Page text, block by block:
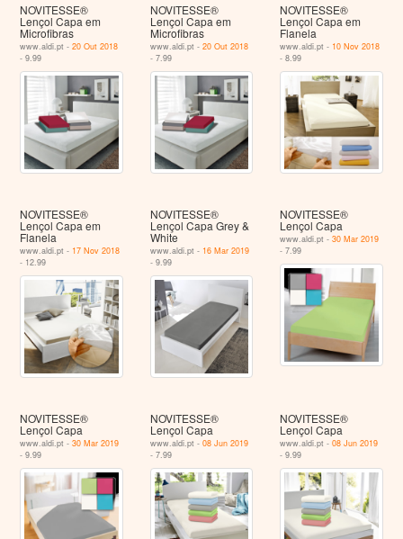
NOVITESSE®
Lençol Capa em
Microfibras
www.aldi.pt -20 Out 2018
- 9.99
NOVITESSE®
Lençol Capa em
Microfibras
www.aldi.pt - 20 Out 2018
- 7.99
NOVITESSE®
Lençol Capa em
Flanela
www.aldi.pt - 10 Nov 2018
- 8.99
NOVITESSE®
Lençol Capa em
Flanela
www.aldi.pt - 17 Nov 2018
- 12.99
NOVITESSE®
Lençol Capa Grey &
White
www.aldi.pt - 16 Mar 2019
- 9.99
NOVITESSE®
Lençol Capa
www.aldi.pt -30 Mar 2019
- 7.99
NOVITESSE®
Lençol Capa
www.aldi.pt -30 Mar 2019
- 9.99
NOVITESSE®
Lençol Capa
www.aldi.pt - 08 Jun 2019
- 7.99
NOVITESSE®
Lençol Capa
www.aldi.pt -08 Jun 2019
- 9.99